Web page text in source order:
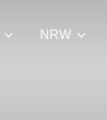
NRW